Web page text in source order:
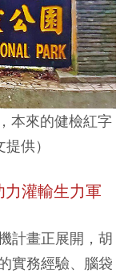
本來的健檢紅字
供）
灌輸生力軍
計畫正展開，胡
實務經驗、腦袋